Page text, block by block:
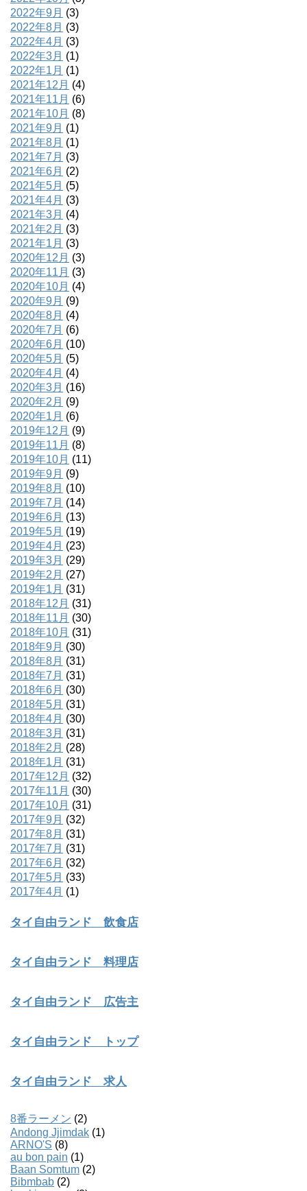
2022年9月 (3)
2022年8月 (3)
2022年4月 (3)
2022年3月 (1)
2022年1月 (1)
2021年12月 (4)
2021年11月 (6)
2021年10月 (8)
2021年9月 (1)
2021年8月 (1)
2021年7月 (3)
2021年6月 (2)
2021年5月 (5)
2021年4月 (3)
2021年3月 (4)
2021年2月 (3)
2021年1月 (3)
2020年12月 (3)
2020年11月 (3)
2020年10月 (4)
2020年9月 (9)
2020年8月 (4)
2020年7月 (6)
2020年6月 (10)
2020年5月 (5)
2020年4月 (4)
2020年3月 (16)
2020年2月 (9)
2020年1月 (6)
2019年12月 (9)
2019年11月 (8)
2019年10月 (11)
2019年9月 (9)
2019年8月 (10)
2019年7月 (14)
2019年6月 (13)
2019年5月 (19)
2019年4月 (23)
2019年3月 (29)
2019年2月 (27)
2019年1月 (31)
2018年12月 (31)
2018年11月 (30)
2018年10月 (31)
2018年9月 (30)
2018年8月 (31)
2018年7月 (31)
2018年6月 (30)
2018年5月 (31)
2018年4月 (30)
2018年3月 (31)
2018年2月 (28)
2018年1月 (31)
2017年12月 (32)
2017年11月 (30)
2017年10月 (31)
2017年9月 (32)
2017年8月 (31)
2017年7月 (31)
2017年6月 (32)
2017年5月 (33)
2017年4月 (1)
タイ自由ランド 飲食店
タイ自由ランド 料理店
タイ自由ランド 広告主
タイ自由ランド トップ
タイ自由ランド 求人
8番ラーメン (2)
Andong Jjimdak (1)
ARNO'S (8)
au bon pain (1)
Baan Somtum (2)
Bibmbab (2)